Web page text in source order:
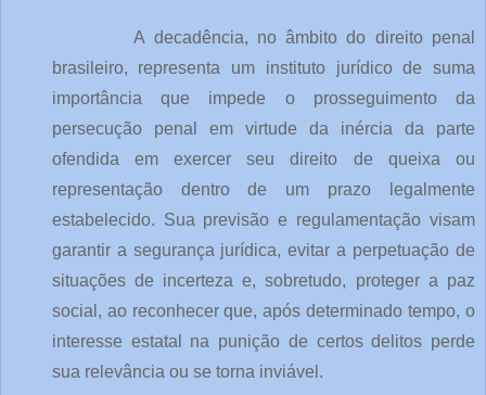
A decadência, no âmbito do direito penal
brasileiro, representa um instituto jurídico de suma
importância que impede o prosseguimento da
persecução penal em virtude da inércia da parte
ofendida em exercer seu direito de queixa ou
representação dentro de um prazo legalmente
estabelecido. Sua previsão e regulamentação visam
garantir a segurança jurídica, evitar a perpetuação de
situações de incerteza e, sobretudo, proteger a paz
social, ao reconhecer que, após determinado tempo, o
interesse estatal na punição de certos delitos perde
sua relevância ou se torna inviável.